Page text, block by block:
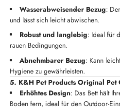
Wasserabweisender Bezug:
und lässt sich leicht abwischen.
Robust und langlebig: Ideal für
rauen Bedingungen.
Abnehmbarer Bezug: Kann
Hygiene zu gewährleisten.
5. K&H Pet Products Original Pet
Erhöhtes Design: Das Bett hält
Boden fern, ideal für den Outdoor-